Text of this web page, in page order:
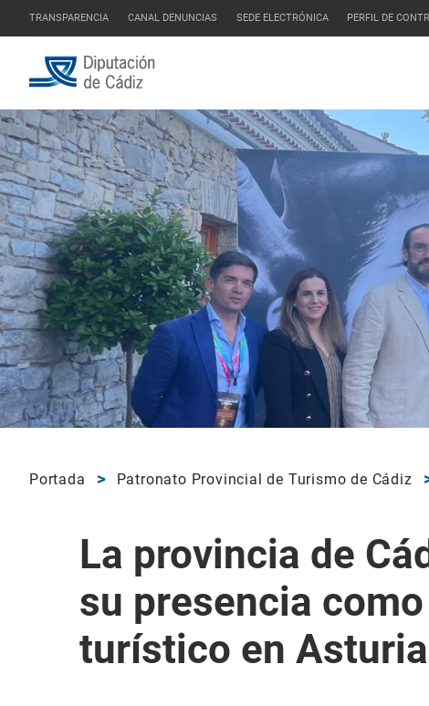
TRANSPARENCIA CANAL DENUNCIAS SEDE ELECTRÓNICA PERFIL DE
Portada Patronato Provincial de Turismo de Cádiz
La provincia de
su presencia
turístico en